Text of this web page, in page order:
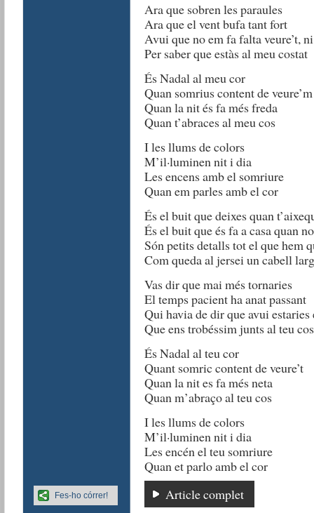
Ara que sobren les paraules
Ara que el vent bufa tant fort
Avui que no em fa falta veure’t,
Per saber que estàs al meu costat
És Nadal al meu cor
Quan somrius content de veure’m
Quan la nit és fa més freda
Quan t’abraces al meu cos
I les llums de colors
M’il·luminen nit i dia
Les encens amb el somriure
Quan em parles amb el cor
És el buit que deixes quan
És el buit que és fa a casa quan
Són petits detalls tot el que hem
Com queda al jersei un cabell larg
Vas dir que mai més tornaries
El temps pacient ha anat passant
Qui havia de dir que avui estaries
Que ens trobéssim junts al teu
És Nadal al teu cor
Quant somric content de veure’t
Quan la nit es fa més neta
Quan m’abraço al teu cos
I les llums de colors
M’il·luminen nit i dia
Les encén el teu somriure
Quan et parlo amb el cor
Article complet
Fes-ho córrer!